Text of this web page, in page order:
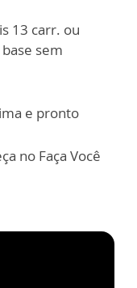
13 carr. ou
sem
e pronto
no Faça Você